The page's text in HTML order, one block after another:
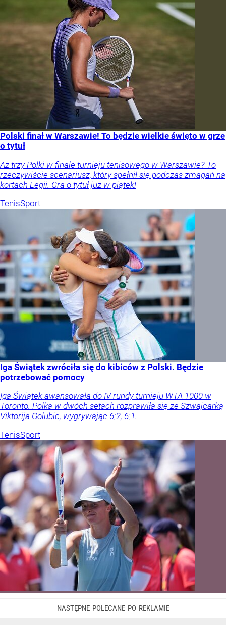
Polski finał w Warszawie! To będzie wielkie święto w grze
o tytuł
Aż trzy Polki w finale turnieju tenisowego w Warszawie? To
rzeczywiście scenariusz, który spełnił się podczas zmagań na
kortach Legii. Gra o tytuł już w piątek!
TenisSport
Iga Świątek zwróciła się do kibiców z Polski. Będzie
potrzebować pomocy
Iga Świątek awansowała do IV rundy turnieju WTA 1000 w
Toronto. Polka w dwóch setach rozprawiła się ze Szwajcarką
Viktorija Golubic, wygrywając 6:2, 6:1.
TenisSport